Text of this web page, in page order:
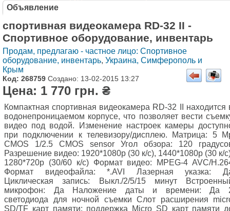
Объявление
спортивная видеокамера RD-32 II -
Спортивное оборудование, инвентарь
Продам, предлагаю - частное лицо: Спортивное
оборудование, инвентарь, Украина, Симферополь и
Крым
Код: 268759 Создано: 13-02-2015 13:27
Цена: 1 770 грн. ₴
Компактная спортивная видеокамера RD-32 II находится
водонепроницаемом корпусе, что позволяет вести
видео под водой. Изменение настроек камеры
при подключении к телевизору/дисплею. Матрица: 5
CMOS 1/2.5 CMOS sensor Угол обзора: 120
Разрешение видео: 1920*1080p (30 к/с), 1440*1080p (30 к/
1280*720p (30/60 к/с) Формат видео: MPEG-4 AVC/
Формат видеофайла: *.AVI Лазерная указка:
Циклическая запись: Выкл./2/5/15 минут
микрофон: Да Наложение даты и времени: Да
светодиода для ночной съемки Слот расширения
SD/TF карт памяти: поддержка Micro SD карт памяти